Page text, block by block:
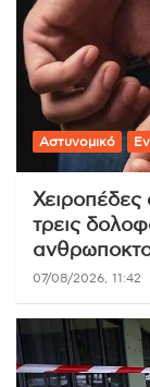
Αστυνομικό
Χειροπέδες
τρεις
07/08/2026, 11:42